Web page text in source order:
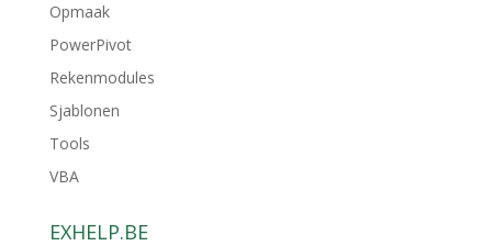
Opmaak
PowerPivot
Rekenmodules
Sjablonen
Tools
VBA
EXHELP.BE